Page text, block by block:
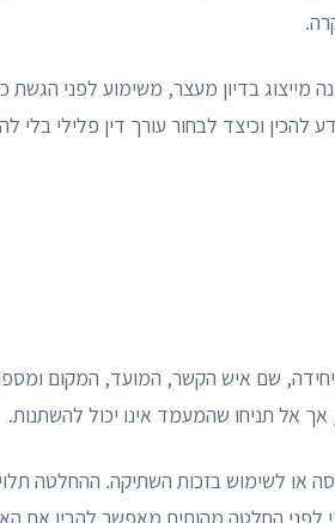
מייצוג בדיון מעצר, משימוע לפני הגשת
וכיצד לבחור עורך דין פלילי בלי
שם איש הקשר, המועד, המקום
אל תניחו שהמעמד אינו יכול להשתנות.
או לשימוש בזכות השתיקה. ההחלטה
לפני החלטה מהותית מאפשר להבין את